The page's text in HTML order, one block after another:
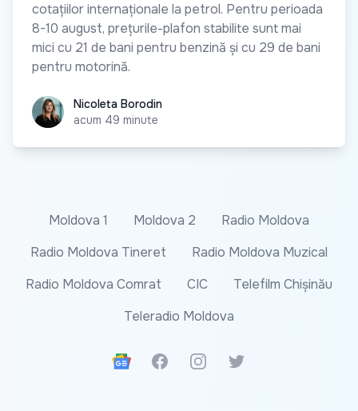
cotațiilor internaționale la petrol. Pentru perioada
8-10 august, prețurile-plafon stabilite sunt mai
mici cu 21 de bani pentru benzină și cu 29 de bani
pentru motorină.
Nicoleta Borodin
Nicoleta Borodin
acum 49 minute
Moldova 1 Moldova 2
Radio Moldova
Radio Moldova Tineret
Radio Moldova Muzical
Radio Moldova Comrat
CIC
Telefilm Chișinău
Teleradio Moldova
Google News
FacebookInstagramTwitter